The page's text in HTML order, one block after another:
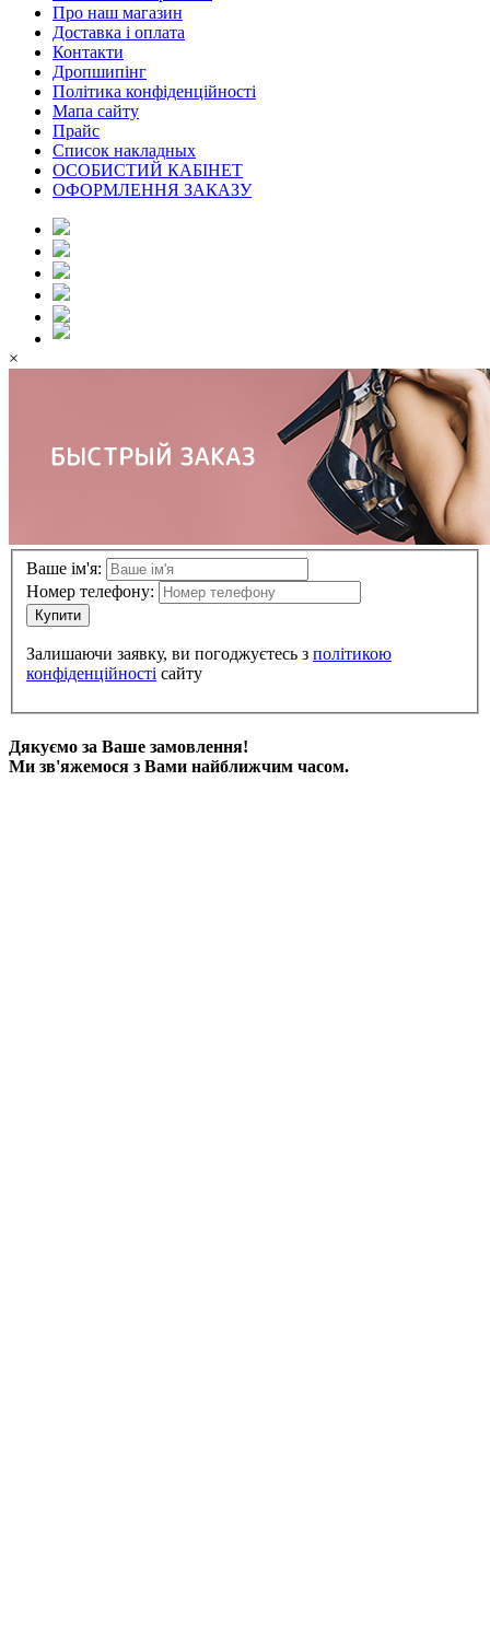
Про наш магазин
Доставка і оплата
Контакти
Дропшипінг
Політика конфіденційності
Мапа сайту
Прайс
Список накладных
ОСОБИСТИЙ КАБІНЕТ
ОФОРМЛЕННЯ ЗАКАЗУ
×
Ваше ім'я:
Номер телефону:
Купити
Залишаючи заявку, ви погоджуєтесь з політикою
конфіденційності сайту
Дякуємо за Ваше замовлення!
Ми зв'яжемося з Вами найближчим часом.